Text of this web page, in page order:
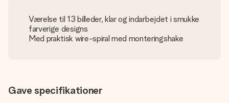
Værelse til 13 billeder, klar og indarbejdet i smukke
farverige designs
Med praktisk wire-spiral med monteringshake
Gave specifikationer